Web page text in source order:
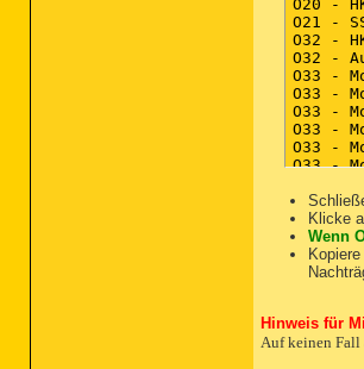
O20 -
O21 -
O32 -
O32 -
O33 -
O33 -
O33 -
O33 -
O33 -
O33 -
O33 -
O33 -
O33 -
O33 -
O33 -
O33 -
O33 -
Klicke
Wenn
Hinweis für
Auf keinen Fall